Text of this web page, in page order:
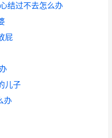
结过不去怎么办
屁
儿子
办